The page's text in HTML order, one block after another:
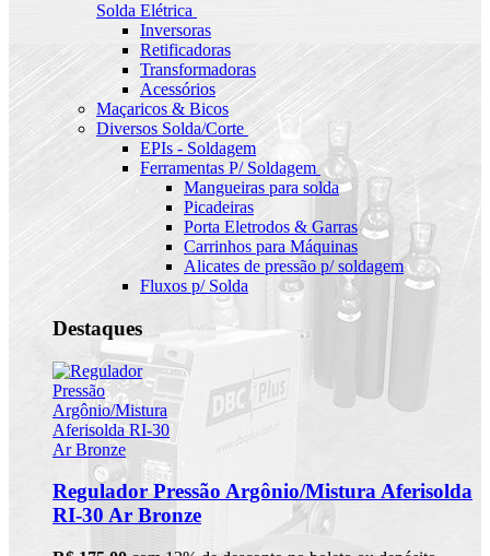
Solda Elétrica
Inversoras
Retificadoras
Transformadoras
Acessórios
Maçaricos & Bicos
Diversos Solda/Corte
EPIs - Soldagem
Ferramentas P/ Soldagem
Mangueiras para solda
Picadeiras
Porta Eletrodos & Garras
Carrinhos para Máquinas
Alicates de pressão p/ soldagem
Fluxos p/ Solda
Destaques
Regulador Pressão Argônio/Mistura Aferisolda
RI-30 Ar Bronze